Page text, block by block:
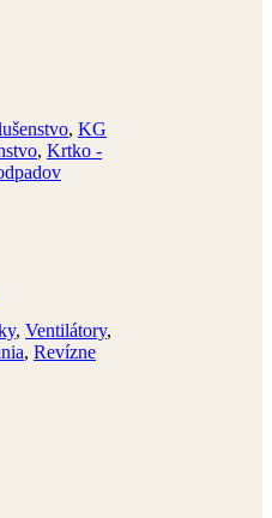
, KG
, Krtko -
, Ventilátory,
, Revízne